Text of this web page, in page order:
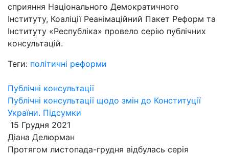
сприяння Національного Демократичного
Інституту, Коаліції Реанімаційний Пакет Реформ та
Інституту «Республіка» провело серію публічних
консультацій.
Теги: політичні реформи
Публічні консультації
Публічні консультації щодо змін до Конституції
України. Підсумки
15 Грудня 2021
Діана Делюрман
Протягом листопада-грудня відбулась серія